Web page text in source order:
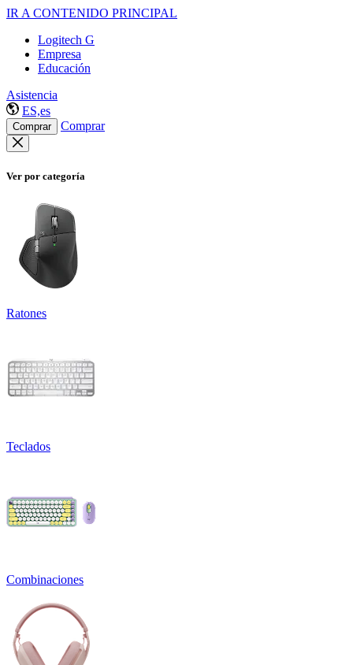
IR A CONTENIDO PRINCIPAL
Logitech G
Empresa
Educación
Asistencia
ES,es
Comprar Comprar
Ver por categoría
Ratones
Teclados
Combinaciones